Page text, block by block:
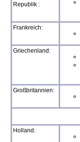
Republik :
Frankreich:
Griechenland:
Großbritannien:
Holland: